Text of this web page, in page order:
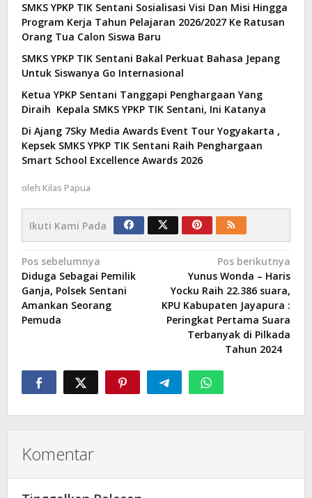
SMKS YPKP TIK Sentani Sosialisasi Visi Dan Misi Hingga
Program Kerja Tahun Pelajaran 2026/2027 Ke Ratusan
Orang Tua Calon Siswa Baru
SMKS YPKP TIK Sentani Bakal Perkuat Bahasa Jepang
Untuk Siswanya Go Internasional
Ketua YPKP Sentani Tanggapi Penghargaan Yang
Diraih Kepala SMKS YPKP TIK Sentani, Ini Katanya
Di Ajang 7Sky Media Awards Event Tour Yogyakarta ,
Kepsek SMKS YPKP TIK Sentani Raih Penghargaan
Smart School Excellence Awards 2026
oleh Kilas Papua
Ikuti Kami Pada
Navigasi
pos
Pos sebelumnya
Diduga Sebagai Pemilik
Ganja, Polsek Sentani
Amankan Seorang
Pemuda
Pos berikutnya
Yunus Wonda – Haris
Yocku Raih 22.386 suara,
KPU Kabupaten Jayapura :
Peringkat Pertama Suara
Terbanyak di Pilkada
Tahun 2024
Komentar